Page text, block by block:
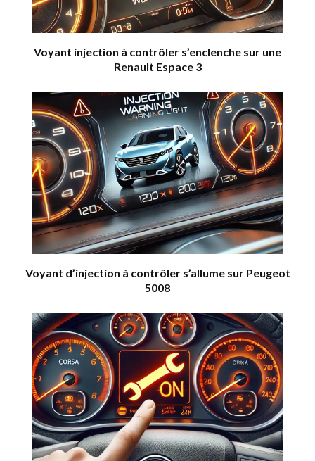
Voyant injection à contrôler s’enclenche sur une
Renault Espace 3
Voyant d’injection à contrôler s’allume sur Peugeot
5008